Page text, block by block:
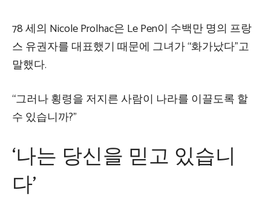
78 세의 Nicole Prolhac은 Le Pen이 수백만 명의 프랑
스 유권자를 대표했기 때문에 그녀가 “화가났다”고
말했다.
“그러나 횡령을 저지른 사람이 나라를 이끌도록 할
수 있습니까?”
‘나는 당신을 믿고 있습니
다’